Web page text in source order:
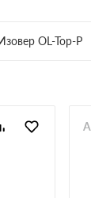
OL-Top-P